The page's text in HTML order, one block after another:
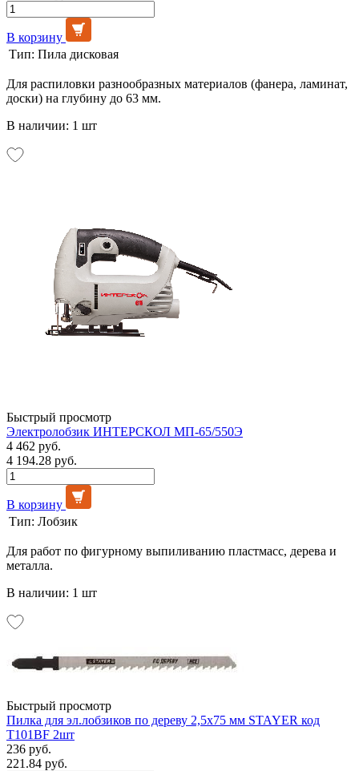
В корзину
Тип: Пила дисковая
Для распиловки разнообразных материалов (фанера, ламинат,
доски) на глубину до 63 мм.
В наличии: 1 шт
Быстрый просмотр
Электролобзик ИНТЕРСКОЛ МП-65/550Э
4 462 руб.
4 194.28 руб.
В корзину
Тип: Лобзик
Для работ по фигурному выпиливанию пластмасс, дерева и
металла.
В наличии: 1 шт
Быстрый просмотр
Пилка для эл.лобзиков по дереву 2,5х75 мм STAYER код
Т101ВF 2шт
236 руб.
221.84 руб.